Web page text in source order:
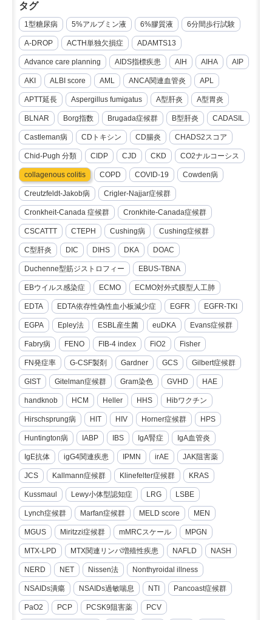
タグ
1型糖尿病 5%アルブミン液 6%膠質液 6分間歩行試験
A-DROP ACTH単独欠損症 ADAMTS13
Advance care planning AIDS指標疾患 AIH AIHA AIP
AKI ALBI score AML ANCA関連血管炎 APL
APTT延長 Aspergillus fumigatus A型肝炎 A型胃炎
BLNAR Borg指数 Brugada症候群 B型肝炎 CADASIL
Castleman病 CDトキシン CD腸炎 CHADS2スコア
Chid-Pugh 分類 CIDP CJD CKD CO2ナルコーシス
collagenous colitis COPD COVID-19 Cowden病
Creutzfeldt-Jakob病 Crigler-Najjar症候群
Cronkheit-Canada 症候群 Cronkhite-Canada症候群
CSCATTT CTEPH Cushing病 Cushing症候群
C型肝炎 DIC DIHS DKA DOAC
Duchenne型筋ジストロフィー EBUS-TBNA
EBウイルス感染症 ECMO ECMO対外式膜型人工肺
EDTA EDTA依存性偽性血小板減少症 EGFR EGFR-TKI
EGPA Epley法 ESBL産生菌 euDKA Evans症候群
Fabry病 FENO FIB-4 index FiO2 Fisher
FN発症率 G-CSF製剤 Gardner GCS Gilbert症候群
GIST Gitelman症候群 Gram染色 GVHD HAE
handknob HCM Heller HHS Hibワクチン
Hirschsprung病 HIT HIV Horner症候群 HPS
Huntington病 IABP IBS IgA腎症 IgA血管炎
IgE抗体 igG4関連疾患 IPMN irAE JAK阻害薬
JCS Kallmann症候群 Klinefelter症候群 KRAS
Kussmaul Lewy小体型認知症 LRG LSBE
Lynch症候群 Marfan症候群 MELD score MEN
MGUS Miritzzi症候群 mMRCスケール MPGN
MTX-LPD MTX関連リンパ増殖性疾患 NAFLD NASH
NERD NET Nissen法 Nonthyroidal illness
NSAIDs潰瘍 NSAIDs過敏喘息 NTI Pancoast症候群
PaO2 PCP PCSK9阻害薬 PCV